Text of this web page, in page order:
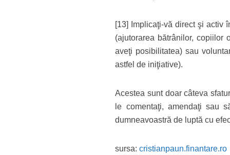
[13] Implicaţi-vă direct şi activ
(ajutorarea bătrânilor, copiilor
aveţi posibilitatea) sau
astfel de iniţiative).
Acestea sunt doar câteva
le comentaţi, amendaţi sau
dumneavoastră de luptă cu
sursa:cristianpaun.finantare.ro